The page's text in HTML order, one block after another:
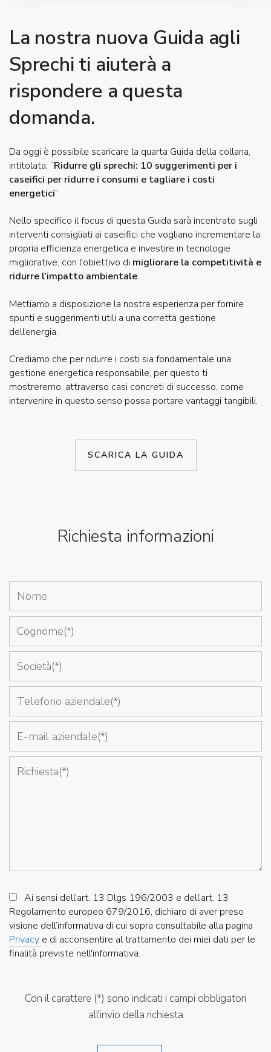
La nostra nuova Guida agli
Sprechi ti aiuterà a
rispondere a questa
domanda.
Da oggi è possibile scaricare la quarta Guida della collana,
intitolata: “Ridurre gli sprechi: 10 suggerimenti per i
caseifici per ridurre i consumi e tagliare i costi
energetici”.
Nello specifico il focus di questa Guida sarà incentrato sugli
interventi consigliati ai caseifici che vogliano incrementare la
propria efficienza energetica e investire in tecnologie
migliorative, con l'obiettivo di migliorare la competitività e
ridurre l'impatto ambientale.
Mettiamo a disposizione la nostra esperienza per fornire
spunti e suggerimenti utili a una corretta gestione
dell’energia.
Crediamo che per ridurre i costi sia fondamentale una
gestione energetica responsabile, per questo ti
mostreremo, attraverso casi concreti di successo, come
intervenire in questo senso possa portare vantaggi tangibili.
SCARICA LA GUIDA
Richiesta informazioni
Ai sensi dell’art. 13 Dlgs 196/2003 e dell’art. 13
Regolamento europeo 679/2016, dichiaro di aver preso
visione dell’informativa di cui sopra consultabile alla pagina
Privacy e di acconsentire al trattamento dei miei dati per le
finalità previste nell'informativa.
Con il carattere (*) sono indicati i campi obbligatori
all'invio della richiesta